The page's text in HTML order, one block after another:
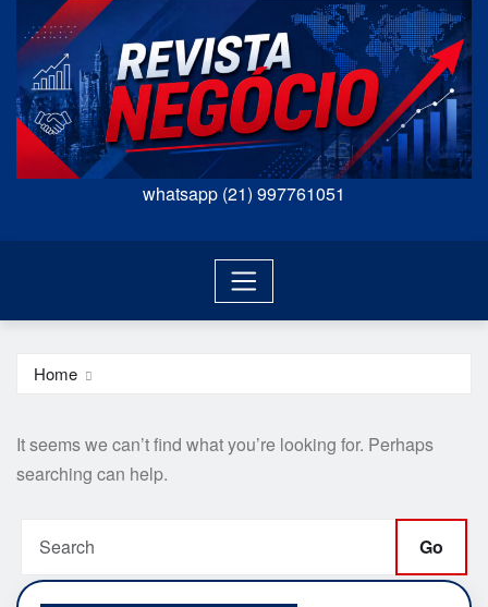
whatsapp (21) 997761051
Home
It seems we can’t find what you’re looking for. Perhaps
searching can help.
Go